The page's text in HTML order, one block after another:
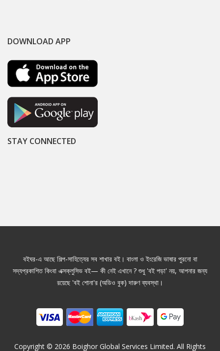
DOWNLOAD APP
STAY CONNECTED
বইঘর-এ আছে শিল্প-সাহিত্যের সব শাখার বই। বাংলা ও ইংরেজি ভাষার পুরনো বা
সদ্যপ্রকাশিত কিংবা এক্সক্লুসিভ বই— কী নেই এখানে ? শুধু 'বই পড়া' নয়, আপনার জন্য
রয়েছে 'বই শোনা'র (অডিও বুক) দারুণ ব্যবস্থা।
Copyright © 2026 Boighor Global Services Limited. All Rights